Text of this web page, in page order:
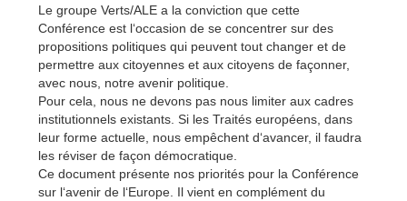
Le groupe Verts/ALE a la conviction que cette
Conférence est l‘occasion de se concentrer sur des
propositions politiques qui peuvent tout changer et de
permettre aux citoyennes et aux citoyens de façonner,
avec nous, notre avenir politique.
Pour cela, nous ne devons pas nous limiter aux cadres
institutionnels existants. Si les Traités européens, dans
leur forme actuelle, nous empêchent d‘avancer, il faudra
les réviser de façon démocratique.
Ce document présente nos priorités pour la Conférence
sur l‘avenir de l‘Europe. Il vient en complément du